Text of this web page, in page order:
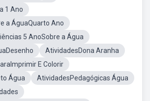
1 Ano
a ÁguaQuarto Ano
5 AnoSobre a Água
AtividadesDona Aranha
E Colorir
Água
AtividadesPedagógicas Água